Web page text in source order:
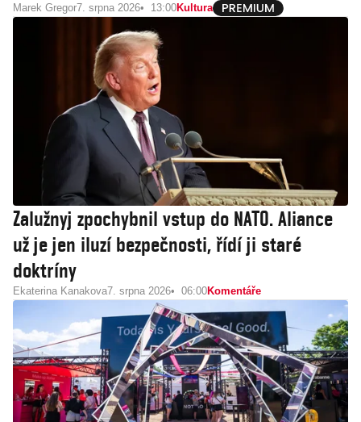
Marek Gregor7. srpna 2026 13:00Kultura
Zalužnyj zpochybnil vstup do NATO. Aliance
už je jen iluzí bezpečnosti, řídí ji staré
doktríny
Ekaterina Kanakova7. srpna 2026 06:00Komentáře